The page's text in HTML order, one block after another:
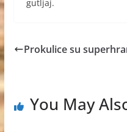
gutljaj.
Prokulice su
You May